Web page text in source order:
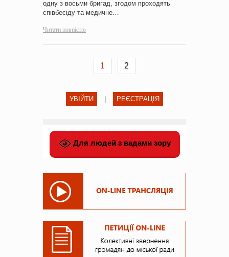
одну з восьми бригад, згодом проходять
співбесіду та медичне…
Читати повністю
1 2
УВІЙТИ РЕЄСТРАЦІЯ
Для людей з вадами зору